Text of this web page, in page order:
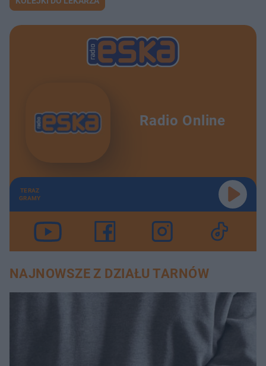
Radio Online
TERAZ
GRAMY
NAJNOWSZE Z DZIAŁU TARNÓW